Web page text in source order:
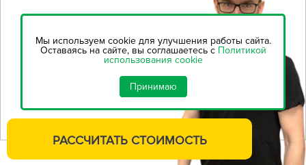
Воспользуйтесь нашим
онлайн-калькулятором,
рассчитать стоимость
РАССЧИТАТЬ СТОИМОСТЬ
Мы используем cookie для улучшения работы сайта.
Оставаясь на сайте, вы соглашаетесь с Политикой
использования cookie
Принимаю